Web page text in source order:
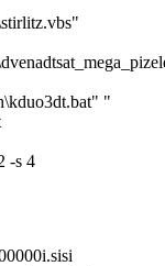
"
-s 4